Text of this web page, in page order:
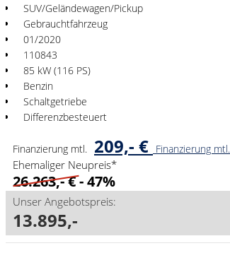
SUV/Geländewagen/Pickup
Gebrauchtfahrzeug
01/2020
110843
85 kW (116 PS)
Benzin
Schaltgetriebe
Differenzbesteuert
Finanzierung mtl. 209,- € Finanzierung mtl.
Ehemaliger Neupreis*
26.263,- €- 47%
Unser Angebotspreis:
13.895,-